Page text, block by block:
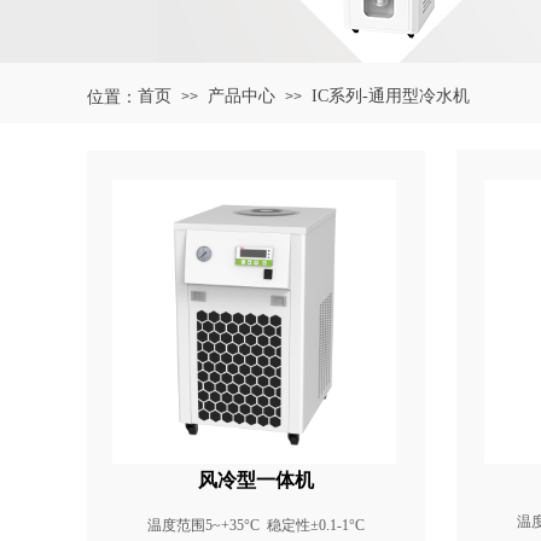
位置： 首页 >> 产品中心 >> IC系列-通用型冷水机
风冷型一体机
温度范围5~+35°C 稳定性±0.1-1°C 温